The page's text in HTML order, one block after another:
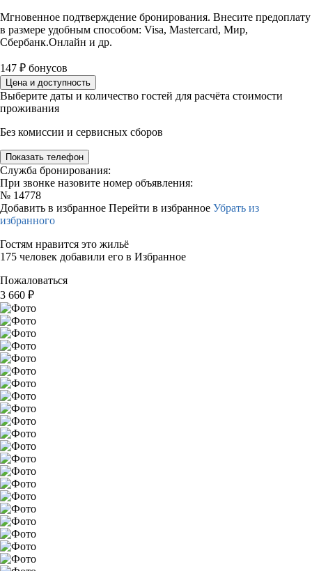
Мгновенное подтверждение бронирования. Внесите предоплату
в размере удобным способом: Visa, Mastercard, Мир,
Сбербанк.Онлайн и др.
147 ₽ бонусов
Цена и доступность
Выберите даты и количество гостей для расчёта стоимости
проживания
Без комиссии и сервисных сборов
Показать телефон
Служба бронирования:
При звонке назовите номер объявления:
№ 14778
Добавить в избранное Перейти в избранное Убрать из
избранного
Гостям нравится это жильё
175 человек добавили его в Избранное
Пожаловаться
3 660 ₽